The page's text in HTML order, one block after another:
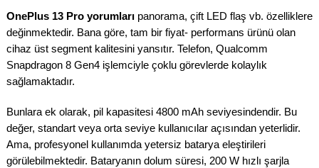
OnePlus 13 Pro yorumları panorama, çift LED flaş vb. özelliklere
değinmektedir. Bana göre, tam bir fiyat- performans ürünü olan
cihaz üst segment kalitesini yansıtır. Telefon, Qualcomm
Snapdragon 8 Gen4 işlemciyle çoklu görevlerde kolaylık
sağlamaktadır.
Bunlara ek olarak, pil kapasitesi 4800 mAh seviyesindendir. Bu
değer, standart veya orta seviye kullanıcılar açısından yeterlidir.
Ama, profesyonel kullanımda yetersiz batarya eleştirileri
görülebilmektedir. Bataryanın dolum süresi, 200 W hızlı şarjla